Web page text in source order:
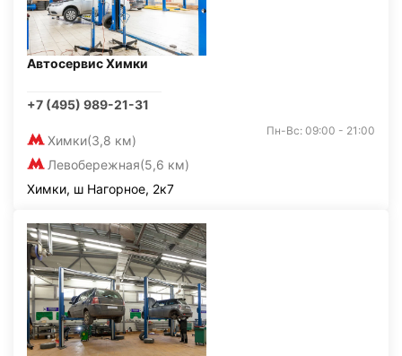
Автосервис Химки
+7 (495) 989-21-31
Химки(3,8 км)
Левобережная(5,6 км)
Пн-Вс: 09:00 - 21:00
Химки, ш Нагорное, 2к7